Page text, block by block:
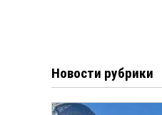
Новости рубрики